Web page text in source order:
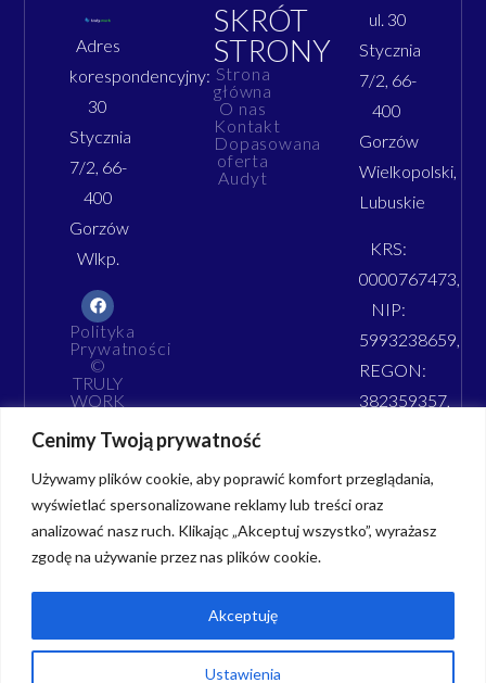
Cenimy Twoją prywatność
Używamy plików cookie, aby poprawić komfort przeglądania,
wyświetlać spersonalizowane reklamy lub treści oraz
analizować nasz ruch. Klikając „Akceptuj wszystko”, wyrażasz
zgodę na używanie przez nas plików cookie.
Ustawienia
Akceptuję
Adres
korespondencyjny:
30
Stycznia
7/2, 66-
400
Gorzów
Wlkp.
Polityka
Prywatności
©
TRULY
WORK
SKRÓT
STRONY
Strona
główna
O nas
Kontakt
Dopasowana
oferta
Audyt
ul. 30
Stycznia
7/2, 66-
400
Gorzów
Wielkopolski,
Lubuskie
KRS:
0000767473,
NIP:
5993238659,
REGON:
382359357,
100
000zł